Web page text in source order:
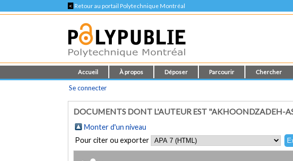
< Retour au portail Polytechnique Montréal
Accueil À propos Déposer Parcourir Chercher
Se connecter
DOCUMENTS DONT L'AUTEUR EST "AKHOONDZADEH-
Monter d'un niveau
Pour citer ou exporter